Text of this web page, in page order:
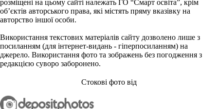
розміщені на цьому сайті належать ГО “Смарт освіта”, крім
об’єктів авторського права, які містять пряму вказівку на
авторство іншої особи.
Використання текстових матеріалів сайту дозволено лише з
посиланням (для інтернет-видань - гіперпосиланням) на
джерело. Використання фото та зображень без погодження з
редакцією суворо заборонено.
Стокові фото від